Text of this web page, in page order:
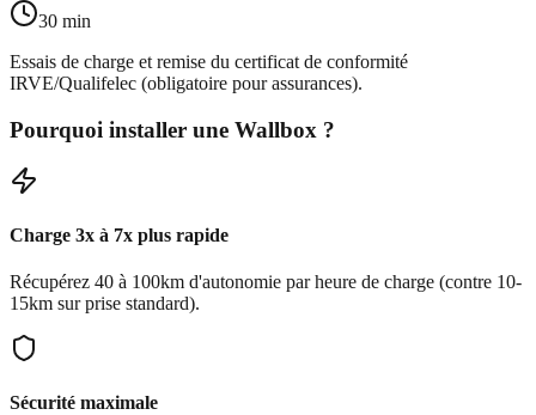
30 min
Essais de charge et remise du certificat de conformité
IRVE/Qualifelec (obligatoire pour assurances).
Pourquoi installer une Wallbox ?
Charge 3x à 7x plus rapide
Récupérez 40 à 100km d'autonomie par heure de charge (contre 10-
15km sur prise standard).
Sécurité maximale